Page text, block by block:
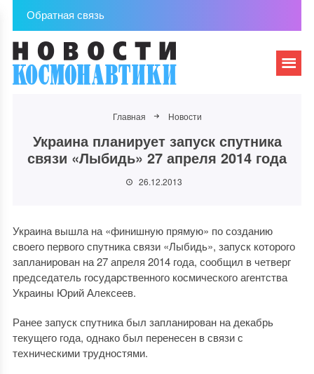
Обратная связь
Главная Новости
Украина планирует запуск спутника
связи «Лыбидь» 27 апреля 2014 года
26.12.2013
Украина вышла на «финишную прямую» по созданию
своего первого спутника связи «Лыбидь», запуск которого
запланирован на 27 апреля 2014 года, сообщил в четверг
председатель государственного космического агентства
Украины Юрий Алексеев.
Ранее запуск спутника был запланирован на декабрь
текущего года, однако был перенесен в связи с
техническими трудностями.